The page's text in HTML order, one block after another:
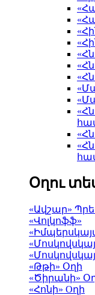
Օղու
«Ավշար»
«Վոլկոֆֆ»
«Թթի» Օղի
«Ծիրանի»
«Հոնի» Оղի